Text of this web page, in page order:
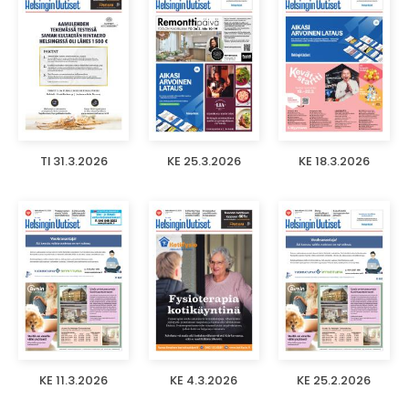
TI 31.3.2026 KE 25.3.2026 KE 18.3.2026
KE 11.3.2026 KE 4.3.2026 KE 25.2.2026